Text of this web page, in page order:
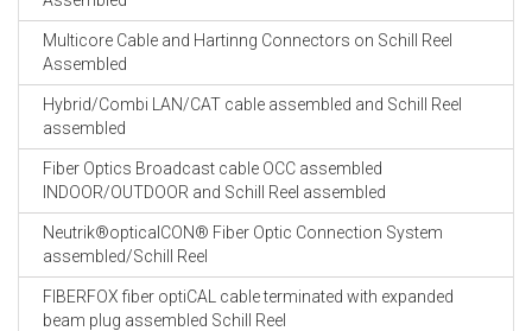
Multicore Cable and Hartinng Connectors on Schill Reel
Assembled
Hybrid/Combi LAN/CAT cable assembled and Schill Reel
assembled
Fiber Optics Broadcast cable OCC assembled
INDOOR/OUTDOOR and Schill Reel assembled
Neutrik®opticalCON® Fiber Optic Connection System
assembled/Schill Reel
FIBERFOX fiber optiCAL cable terminated with expanded
beam plug assembled Schill Reel